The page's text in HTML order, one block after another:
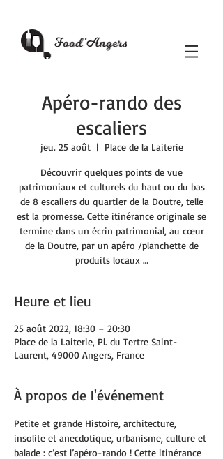
Apéro-rando des
escaliers
jeu. 25 août
  |
Place de la Laiterie
Découvrir quelques points de vue
patrimoniaux et culturels du haut ou du bas
de 8 escaliers du quartier de la Doutre, telle
est la promesse. Cette itinérance originale se
termine dans un écrin patrimonial, au cœur
de la Doutre, par un apéro /planchette de
produits locaux …
Heure et lieu
25 août 2022, 18:30 – 20:30
Place de la Laiterie, Pl. du Tertre Saint-
Laurent, 49000 Angers, France
À propos de l'événement
Petite et grande Histoire, architecture,
insolite et anecdotique, urbanisme, culture et
balade : c’est l’apéro-rando ! Cette itinérance